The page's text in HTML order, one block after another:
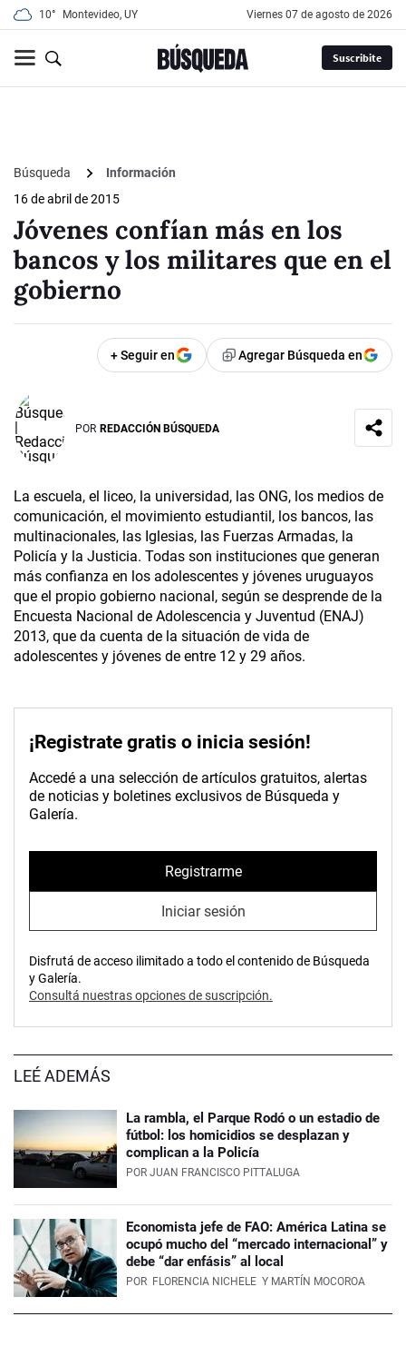
10° Montevideo, UY viernes 07 de agosto de 2026
Suscribite
Búsqueda
Información
16 de abril de 2015
Jóvenes confían más en los
bancos y los militares que en el
gobierno
+ Seguir en Agregar Búsqueda en
POR REDACCIÓN BÚSQUEDA
La escuela, el liceo, la universidad, las ONG, los medios de
comunicación, el movimiento estudiantil, los bancos, las
multinacionales, las Iglesias, las Fuerzas Armadas, la
Policía y la Justicia. Todas son instituciones que generan
más confianza en los adolescentes y jóvenes uruguayos
que el propio gobierno nacional, según se desprende de la
Encuesta Nacional de Adolescencia y Juventud (ENAJ)
2013, que da cuenta de la situación de vida de
adolescentes y jóvenes de entre 12 y 29 años.
¡Registrate gratis o inicia sesión!
Accedé a una selección de artículos gratuitos, alertas
de noticias y boletines exclusivos de Búsqueda y
Galería.
Registrarme
Iniciar sesión
Disfrutá de acceso ilimitado a todo el contenido de Búsqueda
y Galería.
Consultá nuestras opciones de suscripción.
LEÉ ADEMÁS
La rambla, el Parque Rodó o un estadio de
fútbol: los homicidios se desplazan y
complican a la Policía
POR JUAN FRANCISCO PITTALUGA
Economista jefe de FAO: América Latina se
ocupó mucho del “mercado internacional” y
debe “dar enfásis” al local
POR FLORENCIA NICHELE Y MARTÍN MOCOROA